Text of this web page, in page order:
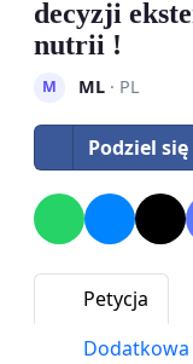
decyzji
nutrii !
M ML· PL
Podziel
Petycja